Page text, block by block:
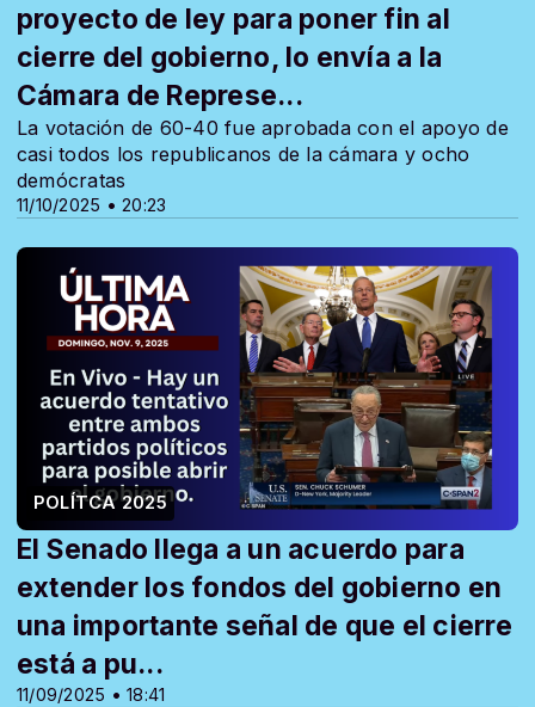
11/10/2025 • 20:23
proyecto de ley para poner fin al
cierre del gobierno, lo envía a la
Cámara de Represe...
La votación de 60-40 fue aprobada con el apoyo de
casi todos los republicanos de la cámara y ocho
demócratas
POLÍTCA 2025
11/09/2025 • 18:41
El Senado llega a un acuerdo para
extender los fondos del gobierno en
una importante señal de que el cierre
está a pu...